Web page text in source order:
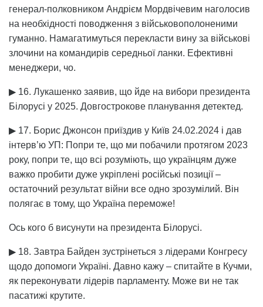
генерал-полковником Андрієм Мордвічевим наголосив
на необхідності поводження з військовополоненими
гуманно. Намагатимуться перекласти вину за військові
злочини на командирів середньої ланки. Ефективні
менеджери, чо.
▶ 16. Лукашенко заявив, що йде на вибори президента
Білорусі у 2025. Довгострокове планування детектед.
▶ 17. Борис Джонсон приїздив у Київ 24.02.2024 і дав
інтерв’ю УП: Попри те, що ми побачили протягом 2023
року, попри те, що всі розуміють, що українцям дуже
важко пробити дуже укріплені російські позиції –
остаточний результат війни все одно зрозумілий. Він
полягає в тому, що Україна переможе!
Ось кого б висунути на президента Білорусі.
▶ 18. Завтра Байден зустрінеться з лідерами Конгресу
щодо допомоги Україні. Давно кажу – спитайте в Кучми,
як переконувати лідерів парламенту. Може ви не так
пасатижі крутите.